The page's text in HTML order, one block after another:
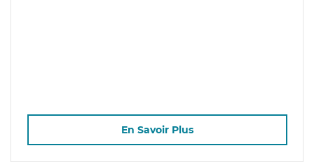
En Savoir Plus